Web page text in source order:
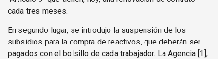
cada tres meses.
En segundo lugar, se introdujo la suspensión de los
subsidios para la compra de reactivos, que deberán ser
pagados con el bolsillo de cada trabajador. La Agencia [1],